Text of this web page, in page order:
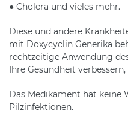
● Cholera und vieles mehr.
Diese und andere
mit Doxycyclin Generika
rechtzeitige Anwendung
Ihre Gesundheit
Das Medikament hat keine
Pilzinfektionen.